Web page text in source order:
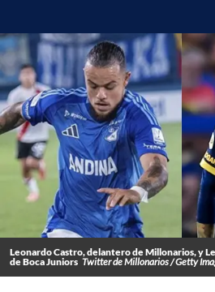
Leonardo Castro, delantero de Millonarios, y
de Boca Juniors Twitter de Millonarios / Getty